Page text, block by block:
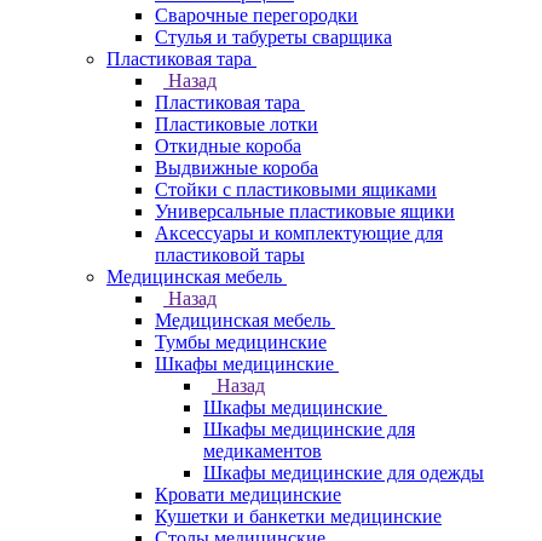
Сварочные перегородки
Стулья и табуреты сварщика
Пластиковая тара
Назад
Пластиковая тара
Пластиковые лотки
Откидные короба
Выдвижные короба
Стойки с пластиковыми ящиками
Универсальные пластиковые ящики
Аксессуары и комплектующие для
пластиковой тары
Медицинская мебель
Назад
Медицинская мебель
Тумбы медицинские
Шкафы медицинские
Назад
Шкафы медицинские
Шкафы медицинские для
медикаментов
Шкафы медицинские для одежды
Кровати медицинские
Кушетки и банкетки медицинские